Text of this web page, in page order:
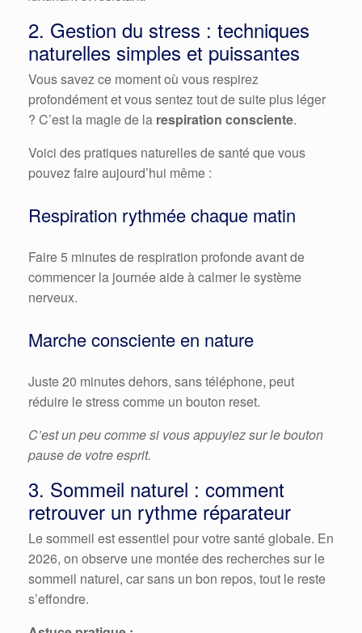
2. Gestion du stress : techniques
naturelles simples et puissantes
Vous savez ce moment où vous respirez
profondément et vous sentez tout de suite plus léger
? C’est la magie de la respiration consciente.
Voici des pratiques naturelles de santé que vous
pouvez faire aujourd’hui même :
Respiration rythmée chaque matin
Faire 5 minutes de respiration profonde avant de
commencer la journée aide à calmer le système
nerveux.
Marche consciente en nature
Juste 20 minutes dehors, sans téléphone, peut
réduire le stress comme un bouton reset.
C’est un peu comme si vous appuyiez sur le bouton
pause de votre esprit.
3. Sommeil naturel : comment
retrouver un rythme réparateur
Le sommeil est essentiel pour votre santé globale. En
2026, on observe une montée des recherches sur le
sommeil naturel, car sans un bon repos, tout le reste
s’effondre.